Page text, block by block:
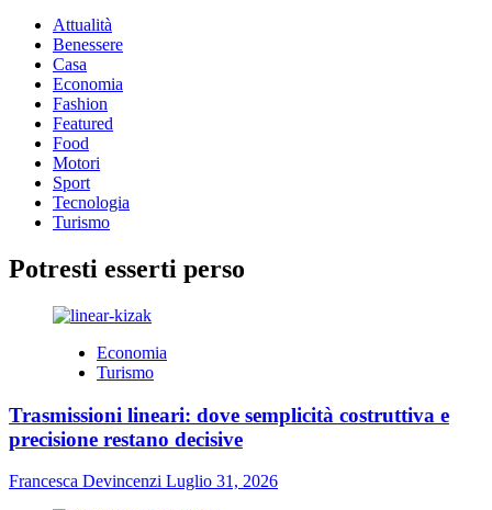
ITALY
E
LA
MAGLIERIA
ARTIGIANALE
SONO
ANCHE
UNA
SCELTA
ECO-
RESPONSABILE
Attualità
Benessere
Casa
Economia
Fashion
Featured
Food
Motori
Sport
Tecnologia
Turismo
Potresti esserti perso
Economia
Turismo
Trasmissioni lineari: dove semplicità costruttiva e
precisione restano decisive
Francesca Devincenzi Luglio 31, 2026